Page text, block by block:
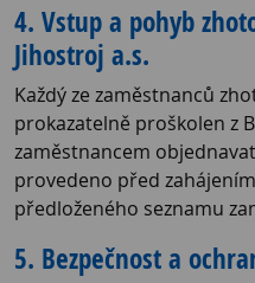
4. Vstup a pohyb
Jihostroj a.s.
Každý ze zaměstnanců
prokazatelně proškolen z
zaměstnancem
provedeno před
předloženého seznamu
5. Bezpečnost a